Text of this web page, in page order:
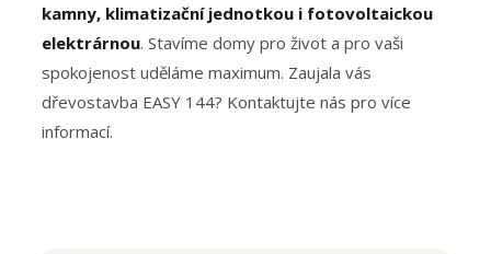
kamny, klimatizační jednotkou i fotovoltaickou
elektrárnou. Stavíme domy pro život a pro vaši
spokojenost uděláme maximum. Zaujala vás
dřevostavba EASY 144? Kontaktujte nás pro více
informací.